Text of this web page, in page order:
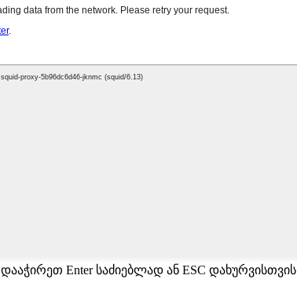
დააჭირეთ Enter საძიებლად ან ESC დახურვისთვის